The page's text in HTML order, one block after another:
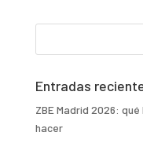
Entradas
ZBE Madrid 2026:
hacer